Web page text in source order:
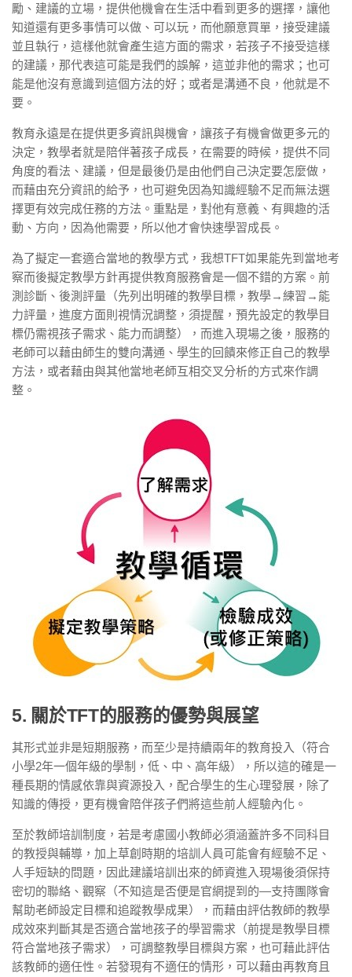
勵、建議的立場，提供他機會在生活中看到更多的選擇，讓他
知道還有更多事情可以做、可以玩，而他願意買單，接受建議
並且執行，這樣他就會產生這方面的需求，若孩子不接受這樣
的建議，那代表這可能是我們的誤解，這並非他的需求；也可
能是他沒有意識到這個方法的好；或者是溝通不良，他就是不
要。
教育永遠是在提供更多資訊與機會，讓孩子有機會做更多元的
決定，教學者就是陪伴著孩子成長，在需要的時候，提供不同
角度的看法、建議，但是最後仍是由他們自己決定要怎麼做，
而藉由充分資訊的給予，也可避免因為知識經驗不足而無法選
擇更有效完成任務的方法。重點是，對他有意義、有興趣的活
動、方向，因為他需要，所以他才會快速學習成長。
為了擬定一套適合當地的教學方式，我想TFT如果能先到當地考
察而後擬定教學方針再提供教育服務會是一個不錯的方案。前
測診斷、後測評量（先列出明確的教學目標，教學→練習→能
力評量，進度方面則視情況調整，須提醒，預先設定的教學目
標仍需視孩子需求、能力而調整），而進入現場之後，服務的
老師可以藉由師生的雙向溝通、學生的回饋來修正自己的教學
方法，或者藉由與其他當地老師互相交叉分析的方式來作調
整。
5. 關於TFT的服務的優勢與展望
其形式並非是短期服務，而至少是持續兩年的教育投入（符合
小學2年一個年級的學制，低、中、高年級），所以這的確是一
種長期的情感依靠與資源投入，配合學生的生心理發展，除了
知識的傳授，更有機會陪伴孩子們將這些前人經驗內化。
至於教師培訓制度，若是考慮國小教師必須涵蓋許多不同科目
的教授與輔導，加上草創時期的培訓人員可能會有經驗不足、
人手短缺的問題，因此建議培訓出來的師資進入現場後須保持
密切的聯絡、觀察（不知這是否便是官網提到的—支持團隊會
幫助老師設定目標和追蹤教學成果），而藉由評估教師的教學
成效來判斷其是否適合當地孩子的學習需求（前提是教學目標
符合當地孩子需求），可調整教學目標與方案，也可藉此評估
該教師的適任性。若發現有不適任的情形，可以藉由再教育且